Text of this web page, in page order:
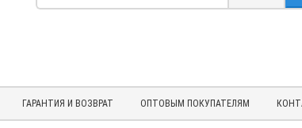
ГАРАНТИЯ И ВОЗВРАТ ОПТОВЫМ ПОКУПАТЕЛЯМ